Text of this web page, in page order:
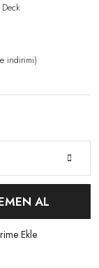
Deck
indirimi)
AL